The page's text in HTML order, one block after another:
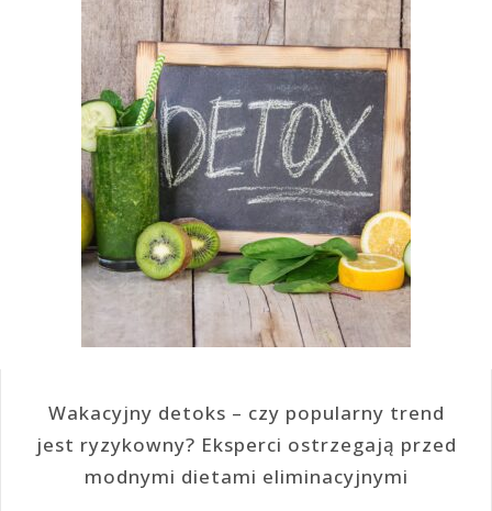
Wakacyjny detoks – czy popularny trend
jest ryzykowny? Eksperci ostrzegają przed
modnymi dietami eliminacyjnymi